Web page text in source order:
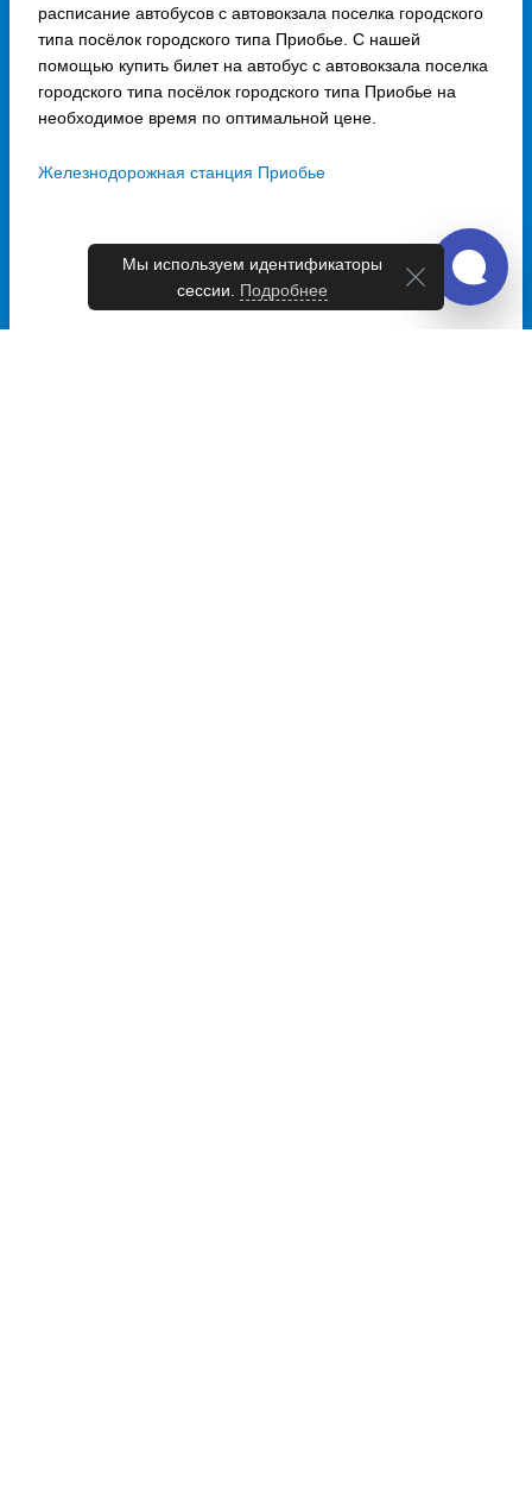
расписание автобусов с автовокзала поселка городского
типа посёлок городского типа Приобье. С нашей
помощью купить билет на автобус с автовокзала поселка
городского типа посёлок городского типа Приобье на
необходимое время по оптимальной цене.
Железнодорожная станция Приобье
Мы используем идентификаторы
сессии. Подробнее